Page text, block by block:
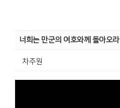
너희는 만군의 여호와께 돌아오라
차주원